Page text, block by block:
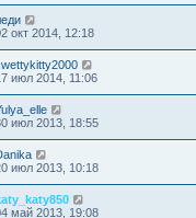
окт 2014, 12:18
июл 2014, 11:06
июл 2013, 18:55
июл 2013, 10:18
май 2013, 19:08